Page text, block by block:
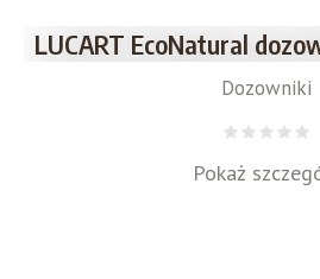
LUCART EcoNatural
Dozowniki
Pokaż